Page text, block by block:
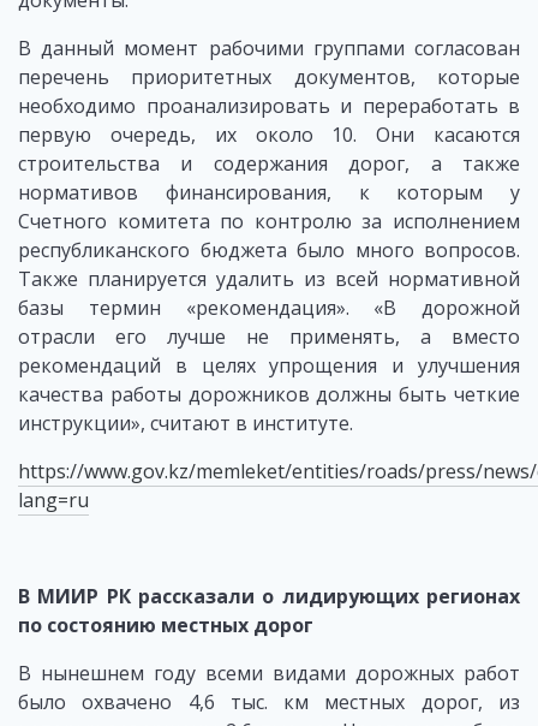
В данный момент рабочими группами согласован
перечень приоритетных документов, которые
необходимо проанализировать и переработать в
первую очередь, их около 10. Они касаются
строительства и содержания дорог, а также
нормативов финансирования, к которым у
Счетного комитета по контролю за исполнением
республиканского бюджета было много вопросов.
Также планируется удалить из всей нормативной
базы термин «рекомендация». «В дорожной
отрасли его лучше не применять, а вместо
рекомендаций в целях упрощения и улучшения
качества работы дорожников должны быть четкие
инструкции», считают в институте.
https://www.gov.kz/memleket/entities/roads/press/
lang=ru
В МИИР РК рассказали о лидирующих регионах
по состоянию местных дорог
В нынешнем году всеми видами дорожных работ
было охвачено 4,6 тыс. км местных дорог, из